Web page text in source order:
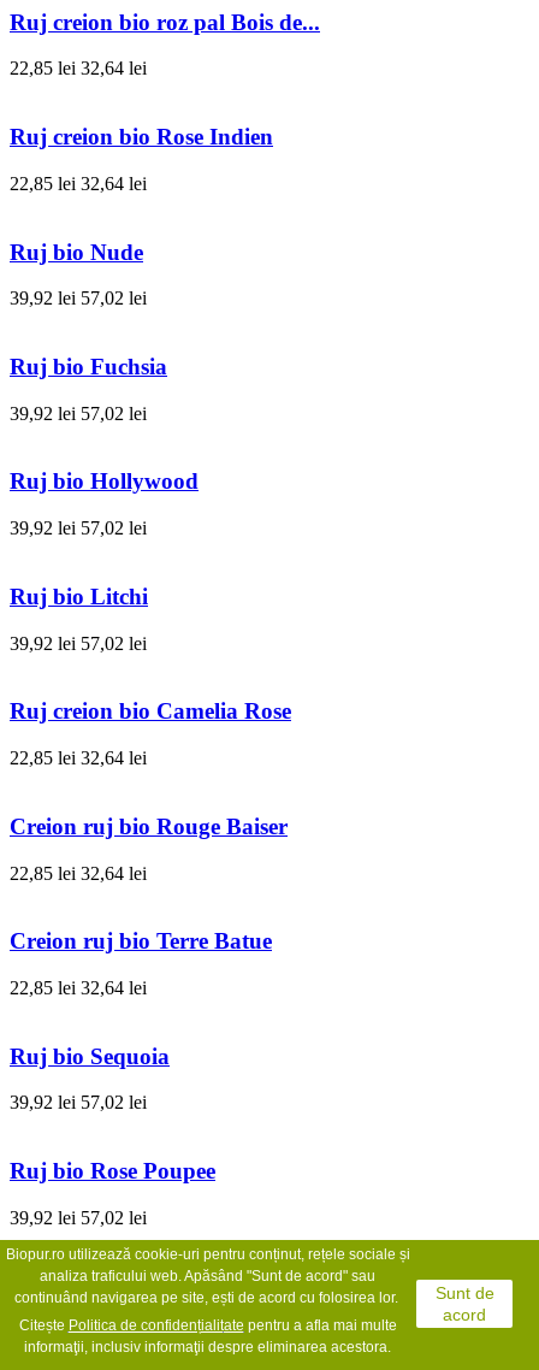
Ruj creion bio roz pal Bois de...
22,85 lei 32,64 lei
Ruj creion bio Rose Indien
22,85 lei 32,64 lei
Ruj bio Nude
39,92 lei 57,02 lei
Ruj bio Fuchsia
39,92 lei 57,02 lei
Ruj bio Hollywood
39,92 lei 57,02 lei
Ruj bio Litchi
39,92 lei 57,02 lei
Ruj creion bio Camelia Rose
22,85 lei 32,64 lei
Creion ruj bio Rouge Baiser
22,85 lei 32,64 lei
Creion ruj bio Terre Batue
22,85 lei 32,64 lei
Ruj bio Sequoia
39,92 lei 57,02 lei
Ruj bio Rose Poupee
39,92 lei 57,02 lei
Ruj bio Papaya
39,92 lei 57,02 lei
Biopur.ro utilizează cookie-uri pentru conținut, rețele sociale și
analiza traficului web. Apăsând "Sunt de acord" sau
continuând navigarea pe site, ești de acord cu folosirea lor.
Citește Politica de confidențialitate pentru a afla mai multe
informaţii, inclusiv informaţii despre eliminarea acestora.
Sunt de
acord